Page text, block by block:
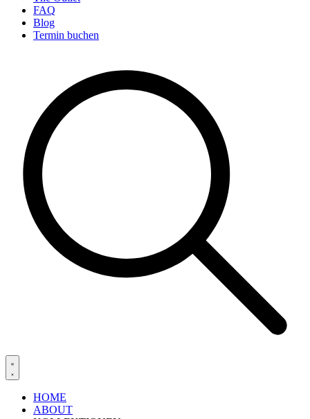
FAQ
Blog
Termin buchen
HOME
ABOUT